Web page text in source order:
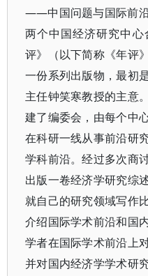
——中国问题与国际前
两个中国经济研究中
评》（以下简称《年评
一份系列出版物，最初
主任钟笑寒教授的主意
建了编委会，由每个中
在科研一线从事前沿研
学科前沿。经过多次商
出版一卷经济学研究综
就自己的研究领域写作
介绍国际学术前沿和国
学者在国际学术前沿上
并对国内经济学学术研